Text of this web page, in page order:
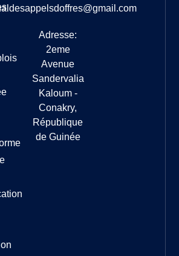
Adresse:
2eme
Avenue
Sandervalia
Kaloum -
Conakry,
République
de Guinée